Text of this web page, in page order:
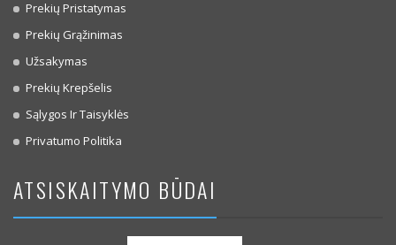
Prekių Pristatymas
Prekių Grąžinimas
Užsakymas
Prekių Krepšelis
Sąlygos Ir Taisyklės
Privatumo Politika
ATSISKAITYMO BŪDAI